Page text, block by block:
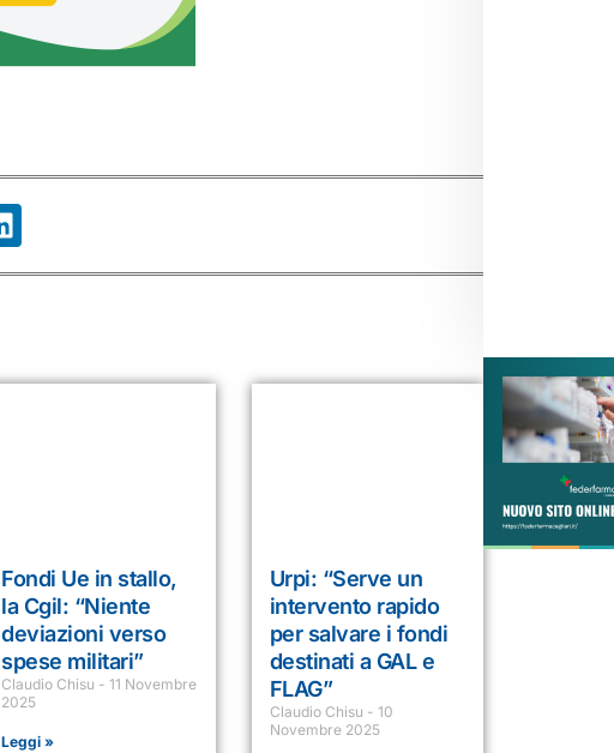
Fondi Ue in stallo,
la Cgil: “Niente
deviazioni verso
spese militari”
Claudio Chisu
11 Novembre
2025
Leggi »
Urpi: “Serve un
intervento rapido
per salvare i fondi
destinati a GAL e
FLAG”
Claudio Chisu
10
Novembre 2025